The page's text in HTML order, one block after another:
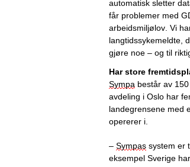
automatisk sletter
får problemer med
arbeidsmiljølov. Vi
langtidssykemeldte,
gjøre noe – og til
Har store
Sympa består av
avdeling i Oslo har
landegrensene med
opererer i.
– Sympas system er
eksempel Sverige